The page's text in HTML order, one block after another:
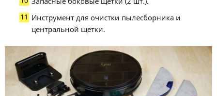
Инструмент для очистки пылесборника и
центральной щетки.